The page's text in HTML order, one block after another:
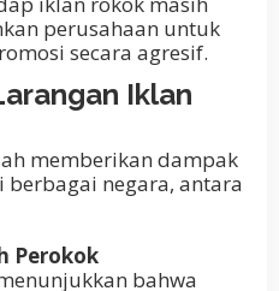
perusahaan untuk
secara agresif.
Iklan
memberikan dampak
negara, antara
Perokok
bahwa